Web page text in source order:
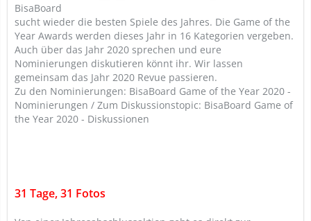
BisaBoard
sucht wieder die besten Spiele des Jahres. Die Game of the
Year Awards werden dieses Jahr in 16 Kategorien vergeben.
Auch über das Jahr 2020 sprechen und eure
Nominierungen diskutieren könnt ihr. Wir lassen
gemeinsam das Jahr 2020 Revue passieren.
Zu den Nominierungen: BisaBoard Game of the Year 2020 -
Nominierungen / Zum Diskussionstopic: BisaBoard Game of
the Year 2020 - Diskussionen
31 Tage, 31 Fotos